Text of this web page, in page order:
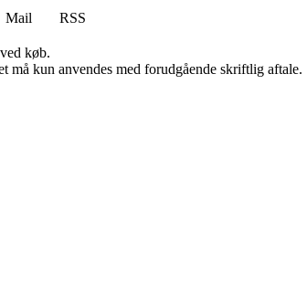
Mail
RSS
køb.
kun anvendes med forudgående skriftlig aftale.